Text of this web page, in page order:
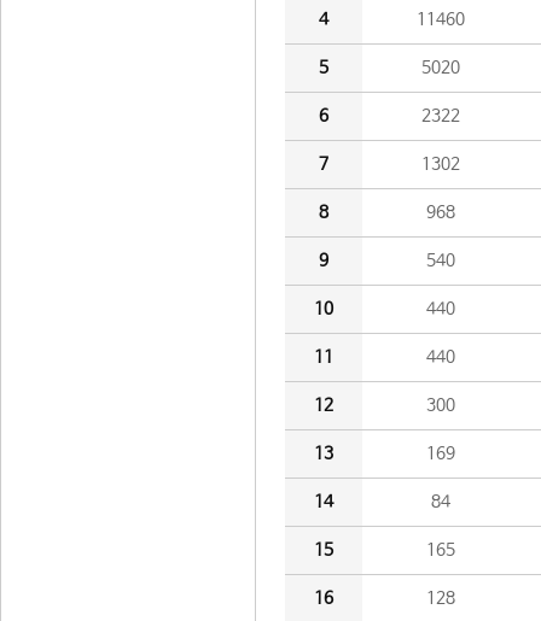
4 11460
5 5020
6 2322
7 1302
8 968
9 540
10 440
11 440
12 300
13 169
14 84
15 165
16 128